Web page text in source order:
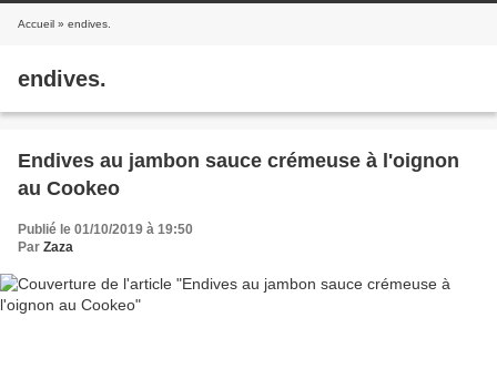
Accueil » endives.
endives.
Endives au jambon sauce crémeuse à l'oignon
au Cookeo
Publié le 01/10/2019 à 19:50
Par Zaza